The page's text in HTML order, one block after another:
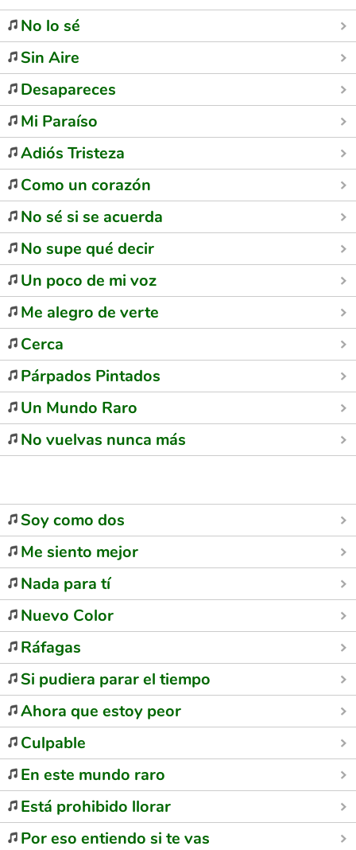
No lo sé
Sin Aire
Desapareces
Mi Paraíso
Adiós Tristeza
Como un corazón
No sé si se acuerda
No supe qué decir
Un poco de mi voz
Me alegro de verte
Cerca
Párpados Pintados
Un Mundo Raro
No vuelvas nunca más
Soy como dos
Me siento mejor
Nada para tí
Nuevo Color
Ráfagas
Si pudiera parar el tiempo
Ahora que estoy peor
Culpable
En este mundo raro
Está prohibido llorar
Por eso entiendo si te vas